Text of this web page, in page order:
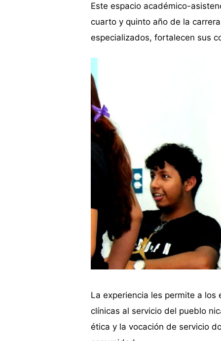
Este espacio académico-
cuarto y quinto año de la
especializados, fortalecen sus
La experiencia les permite a
clínicas al servicio del pueblo
ética y la vocación de servicio